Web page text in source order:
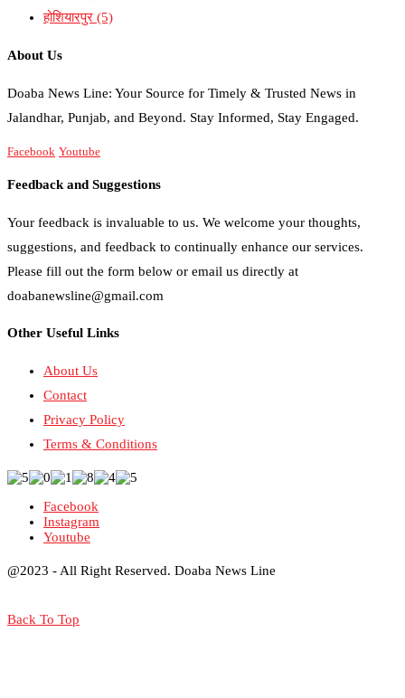
होशियारपुर (5)
About Us
Doaba News Line: Your Source for Timely & Trusted News in
Jalandhar, Punjab, and Beyond. Stay Informed, Stay Engaged.
Facebook Youtube
Feedback and Suggestions
Your feedback is invaluable to us. We welcome your thoughts,
suggestions, and feedback to continually enhance our services.
Please fill out the form below or email us directly at
doabanewsline@gmail.com
Other Useful Links
About Us
Contact
Privacy Policy
Terms & Conditions
Facebook
Instagram
Youtube
@2023 - All Right Reserved. Doaba News Line
Back To Top